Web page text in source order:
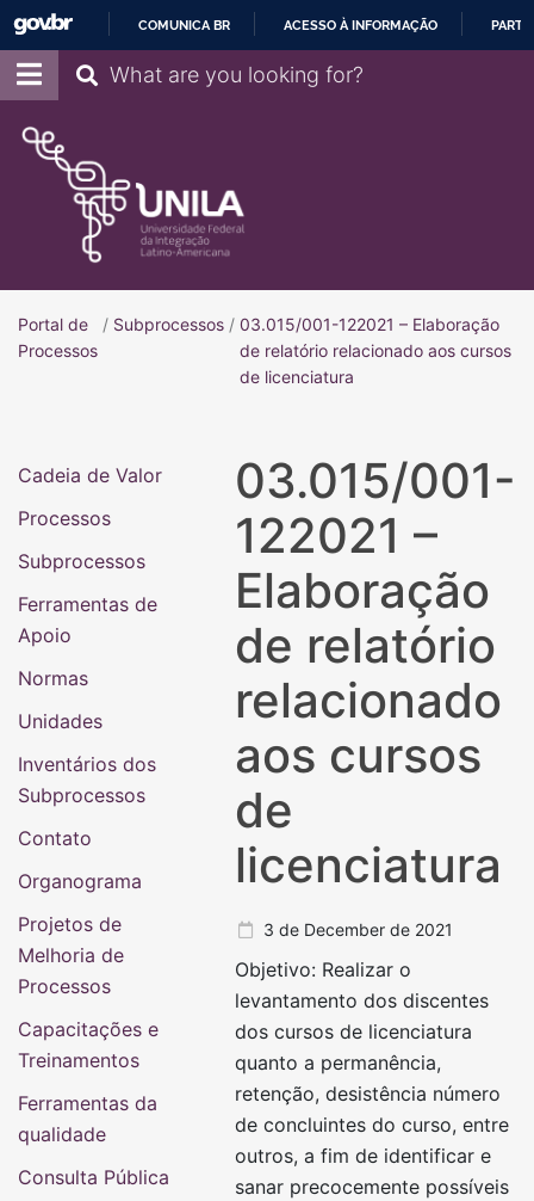
COMUNICA BR ACESSO À INFORMAÇÃO
Pesquisar
Portal de
ProcessosPortal de Processos
/ Subprocessos / 03.015/001-122021 – Elaboração
de relatório relacionado aos cursos
de licenciatura
03.015/001-
122021 –
Elaboração
de relatório
relacionado
aos cursos
de
licenciatura
3 de December de 2021
Objetivo: Realizar o
levantamento dos discentes
dos cursos de licenciatura
quanto a permanência,
retenção, desistência número
de concluintes do curso, entre
outros, a fim de identificar e
sanar precocemente possíveis
Cadeia de Valor
Processos
Subprocessos
Ferramentas de
Apoio
Normas
Unidades
Inventários dos
Subprocessos
Contato
Organograma
Projetos de
Melhoria de
Processos
Capacitações e
Treinamentos
Ferramentas da
qualidade
Consulta Pública